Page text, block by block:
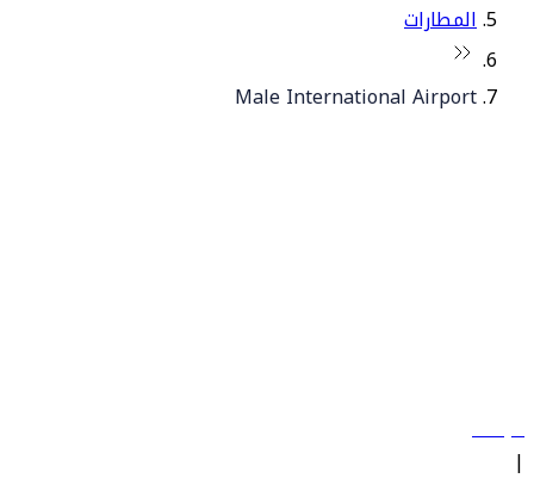
المطارات
Male International Airport
سياساتنا
|